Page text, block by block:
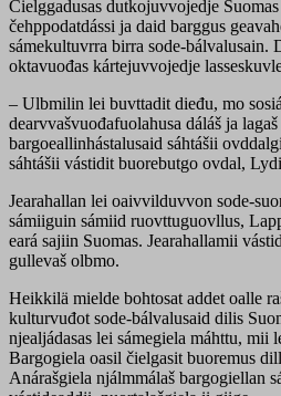
Čielggadusas dutkojuvvojedje
čehppodatdássi ja daid barggus
sámekultuvrra birra sode-bálvalusain.
oktavuođas kártejuvvojedje
– Ulbmilin lei buvttadit dieđu, mo
dearvvašvuođafuolahusa dáláš ja
bargoeallinhástalusaid sáhtášii
sáhtášii vástidit buorebutgo ovdal,
Jearahallan lei oaivvilduvvon sode-
sámiiguin sámiid ruovttuguovllus,
eará sajiin Suomas. Jearahallamii
gullevaš olbmo.
Heikkilä mielde bohtosat addet oalle
kulturvuđot sode-bálvalusaid dilis
njealjádasas lei sámegiela máhttu, mii
Bargogiela oasil čielgasit buoremus
Anárašgiela njálmmálaš bargogiellan